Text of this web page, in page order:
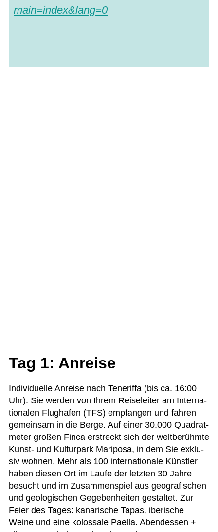
main=index&lang=0
Tag 1: Anreise
Indi­vi­du­elle Anreise nach Tene­riffa (bis ca. 16:00
Uhr). Sie wer­den von Ihrem Rei­se­lei­ter am Inter­na­
tio­na­len Flug­ha­fen (TFS) emp­fan­gen und fah­ren
gemein­sam in die Berge. Auf einer 30.000 Qua­drat­
me­ter gro­ßen Finca erstreckt sich der welt­be­rühmte
Kunst- und Kul­tur­park Mari­posa, in dem Sie exklu­
siv woh­nen. Mehr als 100 inter­na­tio­nale Künst­ler
haben die­sen Ort im Laufe der letz­ten 30 Jahre
besucht und im Zusam­men­spiel aus geo­gra­fi­schen
und geo­lo­gi­schen Gege­ben­hei­ten gestal­tet. Zur
Feier des Tages: kana­ri­sche Tapas, ibe­ri­sche
Weine und eine kolos­sale Paella. Abend­essen +